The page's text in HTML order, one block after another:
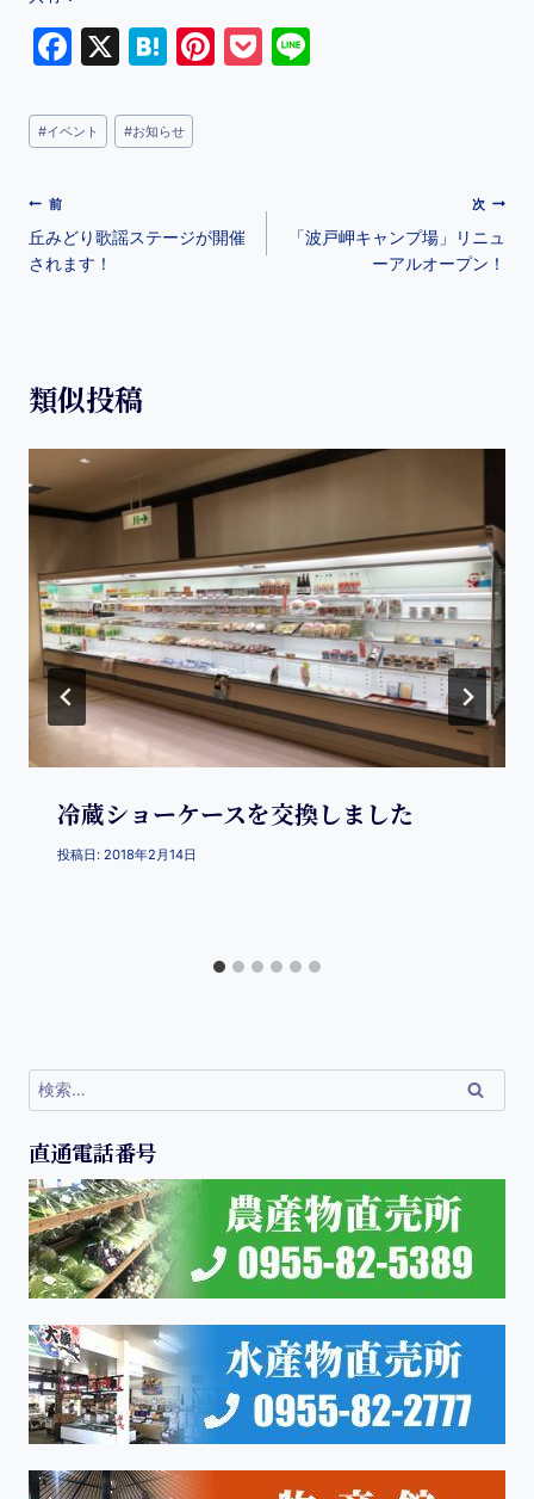
F
c
e
o
o
X
H
e
n
Pi P
et
#イベント #お知らせ
前
丘みどり歌謡ステージが開催
されます！
次
「波戸岬キャンプ場」リニュ
ーアルオープン！
類似投稿
冷蔵ショーケースを交換しました
投稿日: 2018年2月14日
直通電話番号